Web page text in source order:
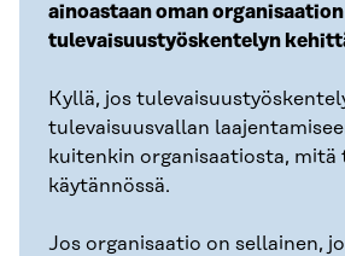
ainoastaan oman
tulevaisuustyöskentelyn
Kyllä, jos
tulevaisuusvallan
kuitenkin organisaatiosta,
käytännössä.
Jos organisaatio on sellainen,